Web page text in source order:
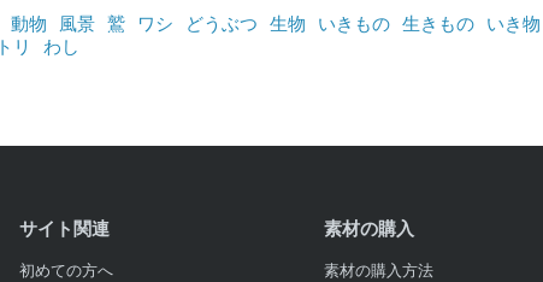
動物 風景 鷲 ワシ どうぶつ 生物 いきもの 生きもの いき物
トリ わし
サイト関連
初めての方へ
素材の購入
素材の購入方法